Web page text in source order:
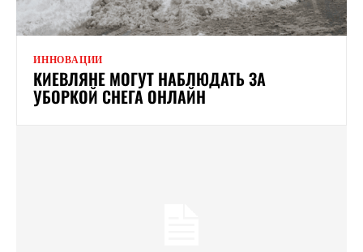
ИННОВАЦИИ
КИЕВЛЯНЕ МОГУТ НАБЛЮДАТЬ ЗА
УБОРКОЙ СНЕГА ОНЛАЙН